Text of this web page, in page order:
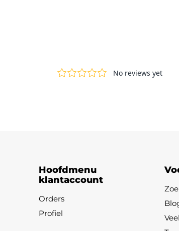
Hoofdmenu
klantaccount
Orders
Profiel